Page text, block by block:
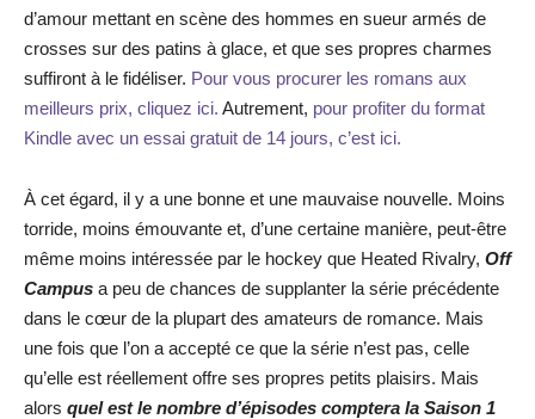
d’amour mettant en scène des hommes en sueur armés de
crosses sur des patins à glace, et que ses propres charmes
suffiront à le fidéliser. Pour vous procurer les romans aux
meilleurs prix, cliquez ici. Autrement, pour profiter du format
Kindle avec un essai gratuit de 14 jours, c’est ici.
À cet égard, il y a une bonne et une mauvaise nouvelle. Moins
torride, moins émouvante et, d’une certaine manière, peut-être
même moins intéressée par le hockey que Heated Rivalry, Off
Campus a peu de chances de supplanter la série précédente
dans le cœur de la plupart des amateurs de romance. Mais
une fois que l’on a accepté ce que la série n’est pas, celle
qu’elle est réellement offre ses propres petits plaisirs. Mais
alors quel est le nombre d’épisodes comptera la Saison 1